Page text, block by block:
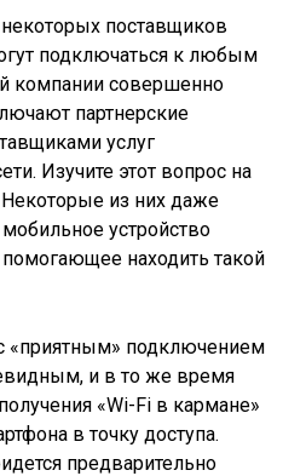
поставщиков
подключаться к любым
компании совершенно
партнерские
услуг
Изучите этот вопрос на
из них даже
устройство
находить такой
«приятным» подключением
и в то же время
«Wi-Fi в кармане»
в точку доступа.
предварительно